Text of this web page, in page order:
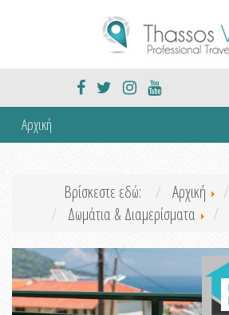
Αρχική
Βρίσκεστε εδώ: Αρχική
Δωμάτια & Διαμερίσματα